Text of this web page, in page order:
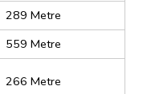
289 Metre
559 Metre
266 Metre